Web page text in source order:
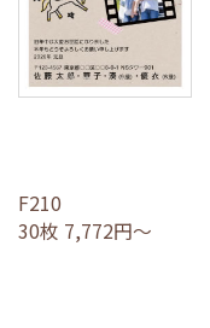
F210
30枚 7,772円～